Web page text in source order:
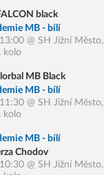
black
MB - bílí
@ SH Jižní Město,
kolo
MB Black
MB - bílí
@ SH Jižní Město,
kolo
MB - bílí
Chodov
@ SH Jižní Město,